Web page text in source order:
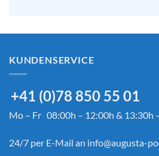
KUNDENSERVICE
+41 (0)78 850 55 01
Mo – Fr 08:00h – 12:00h & 13:30h
24/7 per E-Mail an info@augusta-